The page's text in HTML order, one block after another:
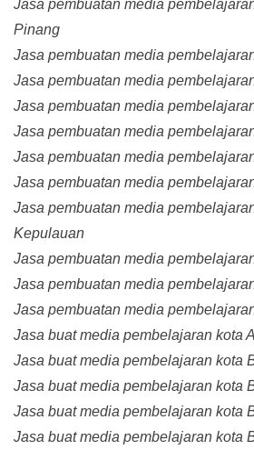
Jasa pembuatan media
Pinang
Jasa pembuatan media
Jasa pembuatan media
Jasa pembuatan media
Jasa pembuatan media
Jasa pembuatan media
Jasa pembuatan media
Jasa pembuatan media
Kepulauan
Jasa pembuatan media
Jasa pembuatan media
Jasa pembuatan media
Jasa buat media pembelajaran kota
Jasa buat media pembelajaran kota
Jasa buat media pembelajaran kota
Jasa buat media pembelajaran kota
Jasa buat media pembelajaran kota